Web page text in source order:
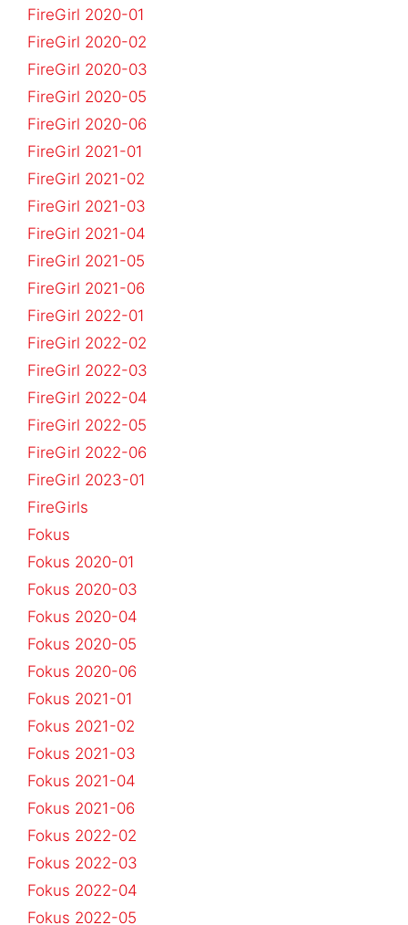
FireGirl 2020-01
FireGirl 2020-02
FireGirl 2020-03
FireGirl 2020-05
FireGirl 2020-06
FireGirl 2021-01
FireGirl 2021-02
FireGirl 2021-03
FireGirl 2021-04
FireGirl 2021-05
FireGirl 2021-06
FireGirl 2022-01
FireGirl 2022-02
FireGirl 2022-03
FireGirl 2022-04
FireGirl 2022-05
FireGirl 2022-06
FireGirl 2023-01
FireGirls
Fokus
Fokus 2020-01
Fokus 2020-03
Fokus 2020-04
Fokus 2020-05
Fokus 2020-06
Fokus 2021-01
Fokus 2021-02
Fokus 2021-03
Fokus 2021-04
Fokus 2021-06
Fokus 2022-02
Fokus 2022-03
Fokus 2022-04
Fokus 2022-05